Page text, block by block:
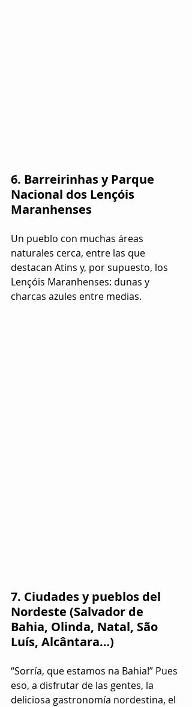
6. Barreirinhas y Parque
Nacional dos Lençóis
Maranhenses
Un pueblo con muchas áreas
naturales cerca, entre las que
destacan Atins y, por supuesto, los
Lençóis Maranhenses: dunas y
charcas azules entre medias.
7. Ciudades y pueblos del
Nordeste (Salvador de
Bahia, Olinda, Natal, São
Luís, Alcântara…)
“Sorría, que estamos na Bahia!” Pues
eso, a disfrutar de las gentes, la
deliciosa gastronomía nordestina, el